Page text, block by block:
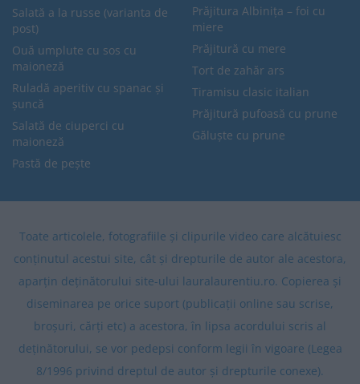
Salată a la russe (varianta de
post)
Ouă umplute cu sos cu
maioneză
Ruladă aperitiv cu spanac și
șuncă
Salată de ciuperci cu
maioneză
Pastă de pește
Prăjitura Albinița – foi cu
miere
Prăjitură cu mere
Tort de zahăr ars
Tiramisu clasic italian
Prăjitură pufoasă cu prune
Găluște cu prune
Toate articolele, fotografiile și clipurile video care alcătuiesc
conținutul acestui site, cât și drepturile de autor ale acestora,
aparțin deținătorului site-ului lauralaurentiu.ro. Copierea și
diseminarea pe orice suport (publicații online sau scrise,
broșuri, cărți etc) a acestora, în lipsa acordului scris al
deținătorului, se vor pedepsi conform legii în vigoare (Legea
8/1996 privind dreptul de autor și drepturile conexe).